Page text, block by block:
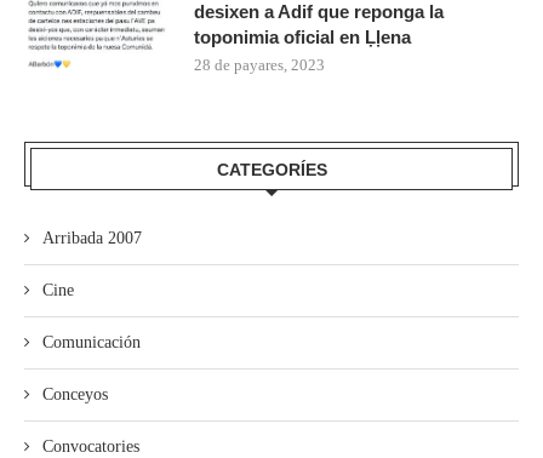
desixen a Adif que reponga la
toponimia oficial en Ḷḷena
28 de payares, 2023
CATEGORÍES
Arribada 2007
Cine
Comunicación
Conceyos
Convocatories